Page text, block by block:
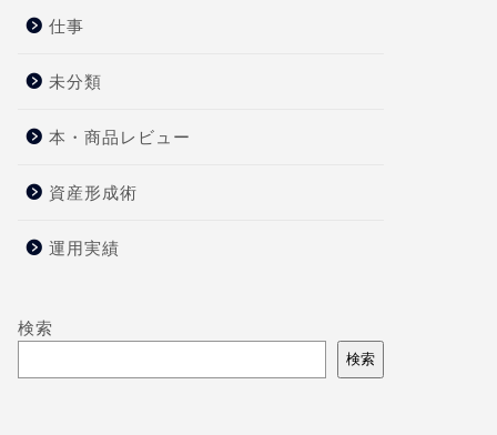
仕事
未分類
本・商品レビュー
資産形成術
運用実績
検索
検索